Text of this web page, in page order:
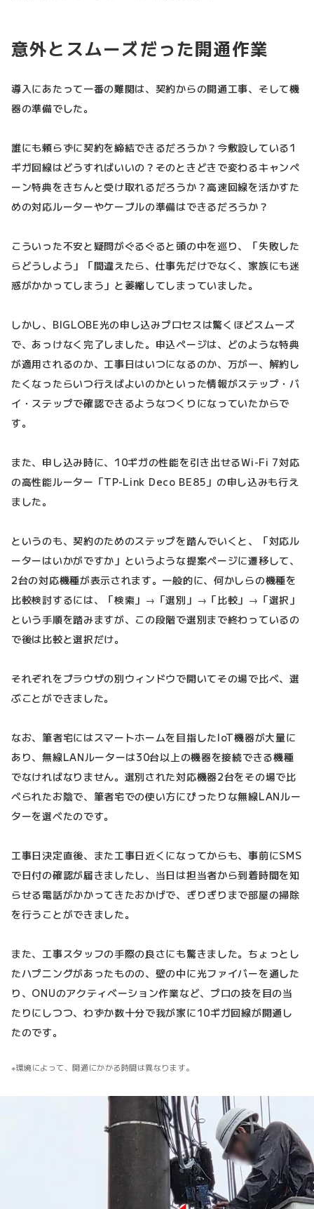
意外とスムーズだった開通作業
導入にあたって一番の難関は、契約からの開通工事、そして機
器の準備でした。
誰にも頼らずに契約を締結できるだろうか？今敷設している1
ギガ回線はどうすればいいの？そのときどきで変わるキャンペ
ーン特典をきちんと受け取れるだろうか？高速回線を活かすた
めの対応ルーターやケーブルの準備はできるだろうか？
こういった不安と疑問がぐるぐると頭の中を巡り、「失敗した
らどうしよう」「間違えたら、仕事先だけでなく、家族にも迷
惑がかかってしまう」と萎縮してしまっていました。
しかし、BIGLOBE光の申し込みプロセスは驚くほどスムーズ
で、あっけなく完了しました。申込ページは、どのような特典
が適用されるのか、工事日はいつになるのか、万が一、解約し
たくなったらいつ行えばよいのかといった情報がステップ・バ
イ・ステップで確認できるようなつくりになっていたからで
す。
また、申し込み時に、10ギガの性能を引き出せるWi-Fi 7対応
の高性能ルーター「TP-Link Deco BE85」の申し込みも行え
ました。
というのも、契約のためのステップを踏んでいくと、「対応ル
ーターはいかがですか」というような提案ページに遷移して、
2台の対応機種が表示されます。一般的に、何かしらの機種を
比較検討するには、「検索」→「選別」→「比較」→「選択」
という手順を踏みますが、この段階で選別まで終わっているの
で後は比較と選択だけ。
それぞれをブラウザの別ウィンドウで開いてその場で比べ、選
ぶことができました。
なお、筆者宅にはスマートホームを目指したIoT機器が大量に
あり、無線LANルーターは30台以上の機器を接続できる機種
でなければなりません。選別された対応機器2台をその場で比
べられたお陰で、筆者宅での使い方にぴったりな無線LANルー
ターを選べたのです。
工事日決定直後、また工事日近くになってからも、事前にSMS
で日付の確認が届きましたし、当日は担当者から到着時間を知
らせる電話がかかってきたおかげで、ぎりぎりまで部屋の掃除
を行うことができました。
また、工事スタッフの手際の良さにも驚きました。ちょっとし
たハプニングがあったものの、壁の中に光ファイバーを通した
り、ONUのアクティベーション作業など、プロの技を目の当
たりにしつつ、わずか数十分で我が家に10ギガ回線が開通し
たのです。
環境によって、開通にかかる時間は異なります。